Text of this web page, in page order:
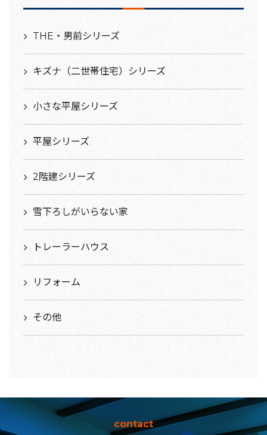
THE・男前シリーズ
キズナ（二世帯住宅）シリーズ
小さな平屋シリーズ
平屋シリーズ
2階建シリーズ
雪下ろしがいらない家
トレーラーハウス
リフォーム
その他
contact